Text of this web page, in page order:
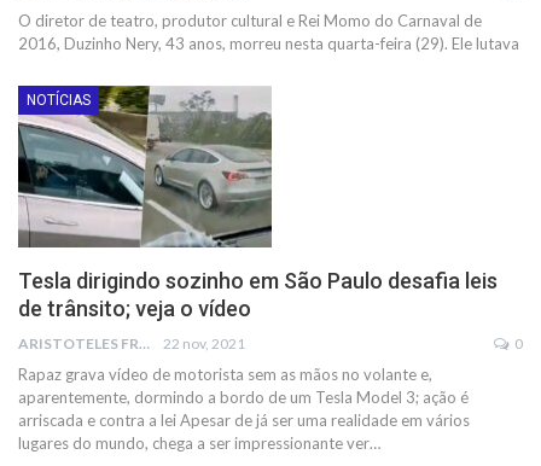
O diretor de teatro, produtor cultural e Rei Momo do Carnaval de
2016, Duzinho Nery, 43 anos, morreu nesta quarta-feira (29). Ele lutava
NOTÍCIAS
Tesla dirigindo sozinho em São Paulo desafia leis
de trânsito; veja o vídeo
ARISTOTELES FRANCO 22 nov, 2021 0
Rapaz grava vídeo de motorista sem as mãos no volante e,
aparentemente, dormindo a bordo de um Tesla Model 3; ação é
arriscada e contra a leiApesar de já ser uma realidade em vários
lugares do mundo, chega a ser impressionante ver…